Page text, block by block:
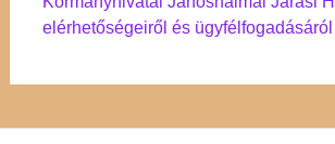
elérhetőségeiről és ügyfélfogadásáról